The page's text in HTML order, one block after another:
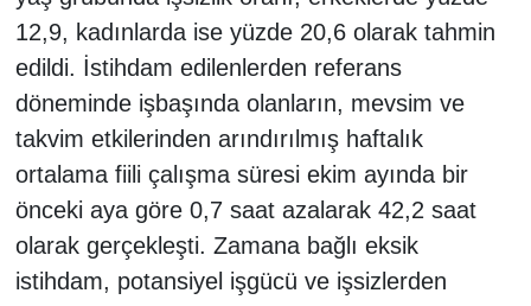
12,9, kadınlarda ise yüzde 20,6 olarak tahmin
edildi. İstihdam edilenlerden referans
döneminde işbaşında olanların, mevsim ve
takvim etkilerinden arındırılmış haftalık
ortalama fiili çalışma süresi ekim ayında bir
önceki aya göre 0,7 saat azalarak 42,2 saat
olarak gerçekleşti. Zamana bağlı eksik
istihdam, potansiyel işgücü ve işsizlerden